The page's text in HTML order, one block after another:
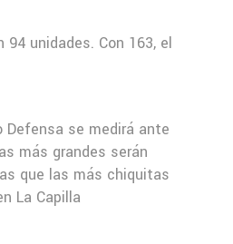
94 unidades. Con 163, el
Defensa se medirá ante
más grandes serán
que las más chiquitas
La Capilla